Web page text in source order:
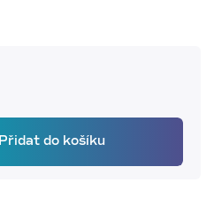
Přidat do košíku